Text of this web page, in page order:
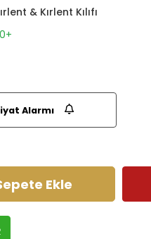
& Kırlent Kılıfı
Alarmı
Ekle